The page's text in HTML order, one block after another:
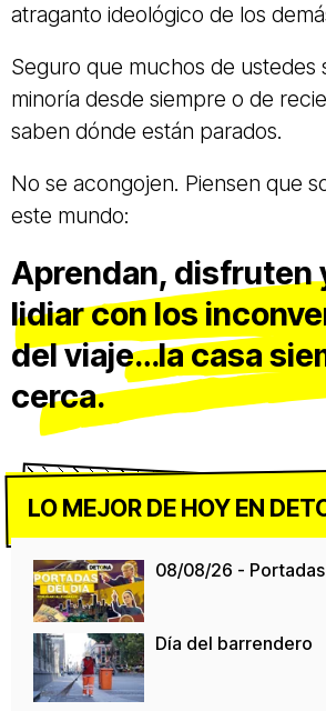
atraganto ideológico de los
Seguro que muchos de ustedes
minoría desde siempre o de
saben dónde están parados.
No se acongojen. Piensen que
este mundo:
Aprendan, disfruten
lidiar con los
del viaje…la casa
cerca.
LO MEJOR DE HOY EN
08/08/26 -
Día del barrendero